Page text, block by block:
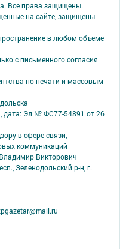
Все права защищены.
на сайте, защищены
в любом объеме
с письменного согласия
по печати и массовым
дата: Эл № ФС77-54891 от 26
в сфере связи,
коммуникаций
Викторович
Зеленодольский р-н, г.